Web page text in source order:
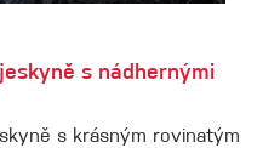
s nádhernými
s krásným rovinatým